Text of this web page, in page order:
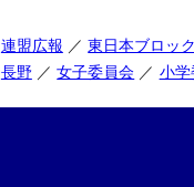
連盟広報 東日本ブロック
長野
女子委員会 小学